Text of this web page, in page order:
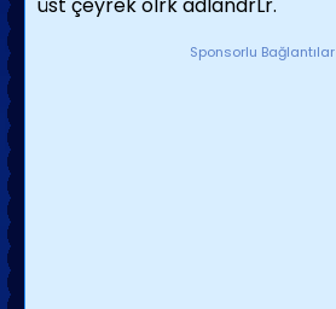
Sponsorlu Bağlantılar